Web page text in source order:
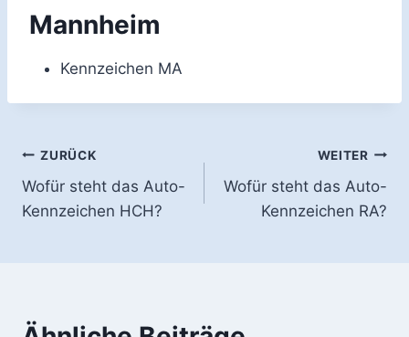
Mannheim
Kennzeichen MA
Beitragsnavigation
ZURÜCK
Wofür steht das Auto-
Kennzeichen HCH?
WEITER
Wofür steht das Auto-
Kennzeichen RA?